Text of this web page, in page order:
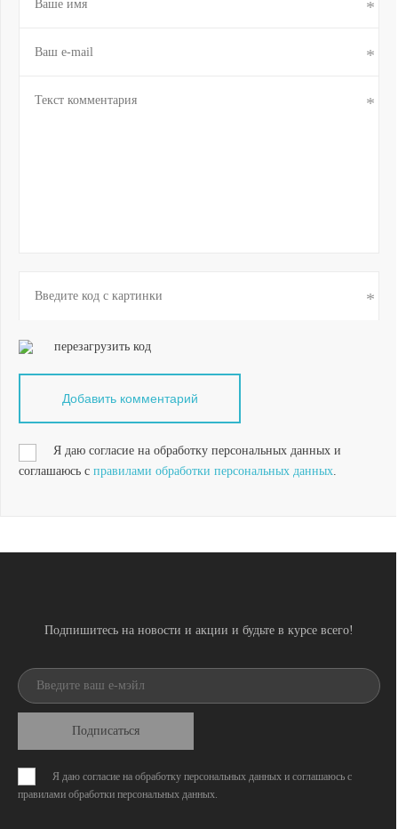
перезагрузить код
Я даю согласие на обработку персональных данных и
соглашаюсь с правилами обработки персональных данных
Подпишитесь на новости и акции и будьте в курсе всего!
Подписаться
Я даю согласие на обработку персональных данных и соглашаюсь с
правилами обработки персональных данных.